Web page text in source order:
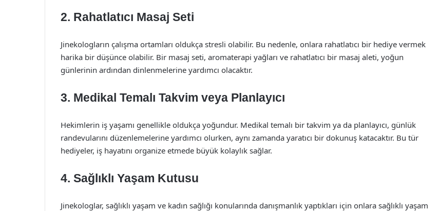
2. Rahatlatıcı Masaj Seti
Jinekologların çalışma ortamları oldukça stresli olabilir. Bu nedenle, onlara rahatlatıcı bir hediye vermek
harika bir düşünce olabilir. Bir masaj seti, aromaterapi yağları ve rahatlatıcı bir masaj aleti, yoğun
günlerinin ardından dinlenmelerine yardımcı olacaktır.
3. Medikal Temalı Takvim veya Planlayıcı
Hekimlerin iş yaşamı genellikle oldukça yoğundur. Medikal temalı bir takvim ya da planlayıcı, günlük
randevularını düzenlemelerine yardımcı olurken, aynı zamanda yaratıcı bir dokunuş katacaktır. Bu tür
hediyeler, iş hayatını organize etmede büyük kolaylık sağlar.
4. Sağlıklı Yaşam Kutusu
Jinekologlar, sağlıklı yaşam ve kadın sağlığı konularında danışmanlık yaptıkları için onlara sağlıklı yaşam